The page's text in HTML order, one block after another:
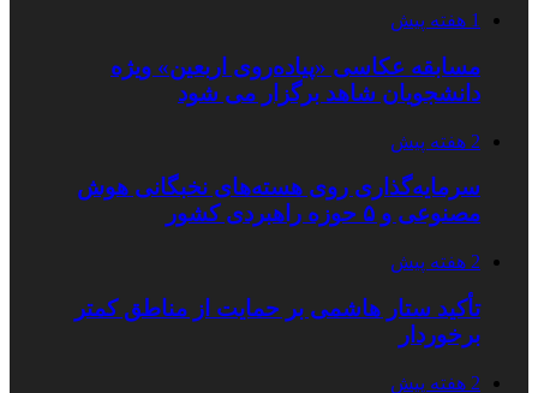
1 هفته پیش
مسابقه عکاسی «پیاده‌روی اربعین» ویژه
دانشجویان شاهد برگزار می شود
2 هفته پیش
سرمایه‌گذاری روی هسته‌های نخبگانی هوش
مصنوعی و ۵ حوزه راهبردی کشور
2 هفته پیش
تأکید ستار هاشمی بر حمایت از مناطق کمتر
برخوردار
2 هفته پیش